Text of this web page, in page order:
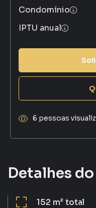
Detalhes
152 m²total
Condomínio
IPTU anual
6 pessoas